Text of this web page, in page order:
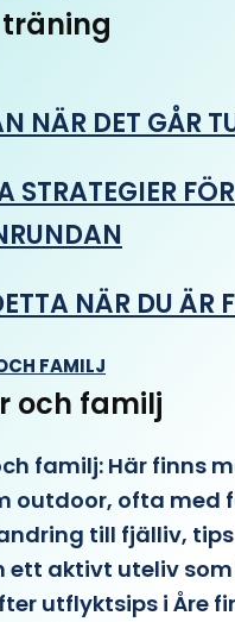
NÄR DET GÅR
STRATEGIER FÖR
NÄR DU ÄR
FAMILJ
och familj
familj: Här finns
outdoor, ofta med
till fjälliv,
ett aktivt uteliv
utflyktsips i Åre